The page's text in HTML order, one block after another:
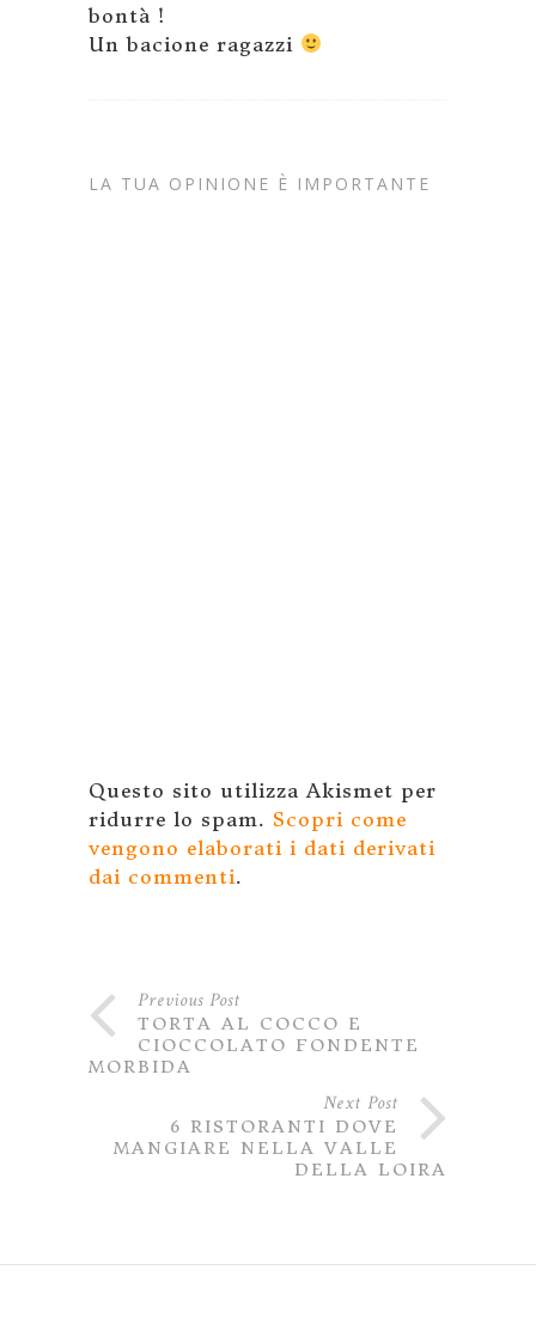
bontà !
Un bacione ragazzi
LA TUA OPINIONE È IMPORTANTE
Questo sito utilizza Akismet per
ridurre lo spam. Scopri come
vengono elaborati i dati derivati
dai commenti.
Previous Post
TORTA AL COCCO E
CIOCCOLATO FONDENTE
MORBIDA
Next Post
6 RISTORANTI DOVE
MANGIARE NELLA VALLE
DELLA LOIRA